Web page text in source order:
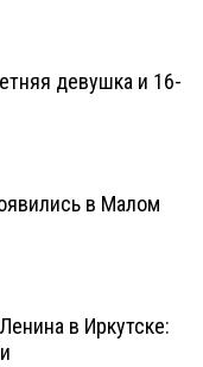
девушка и 16-
в Малом
в Иркутске: